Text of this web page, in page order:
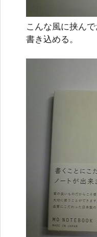
こんな風に挟ん
書き込める。